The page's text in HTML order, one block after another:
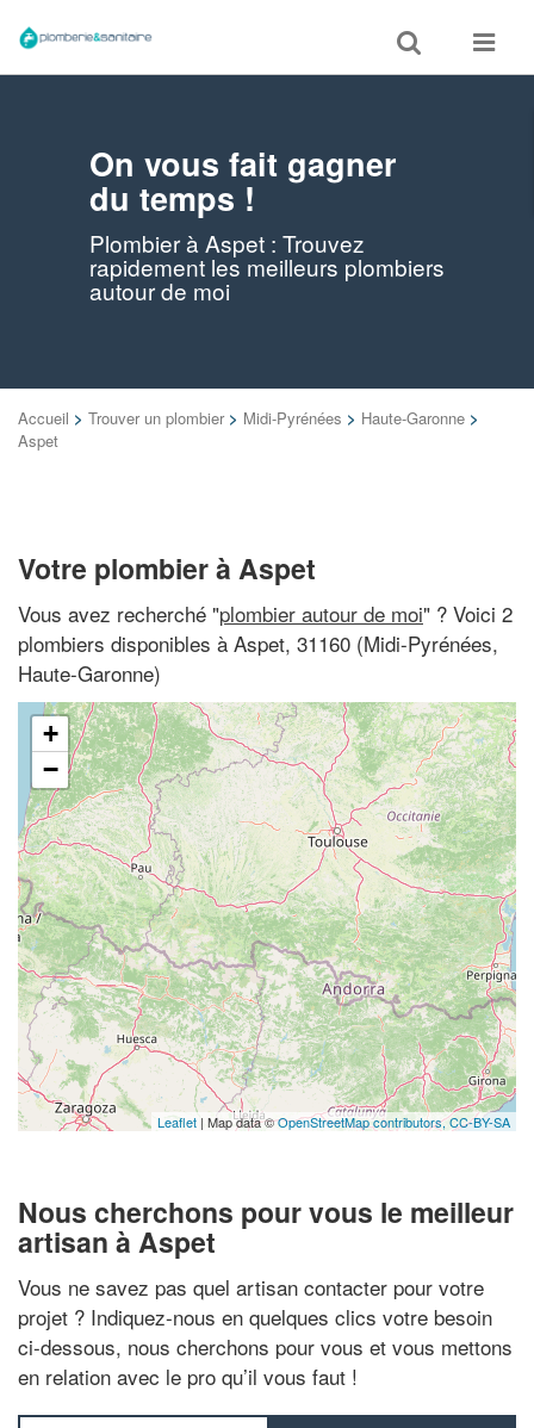
Toggle
search
Toggle
On vous fait gagner
du temps !
Plombier à Aspet : Trouvez
rapidement les meilleurs plombiers
autour de moi
Accueil > Trouver un plombier > Midi-Pyrénées > Haute-Garonne >
Aspet
Votre plombier à Aspet
Vous avez recherché "plombier autour de moi" ? Voici 2
plombiers disponibles à Aspet, 31160 (Midi-Pyrénées,
Haute-Garonne)
+
−
Leaflet | Map data ©OpenStreetMap contributors,CC-BY-SA
Nous cherchons pour vous le meilleur
artisan à Aspet
Vous ne savez pas quel artisan contacter pour votre
projet ? Indiquez-nous en quelques clics votre besoin
ci-dessous, nous cherchons pour vous et vous mettons
en relation avec le pro qu’il vous faut !